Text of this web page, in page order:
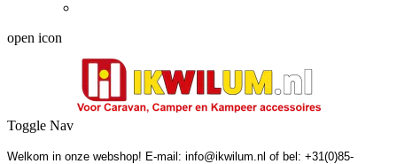
open icon
Toggle Nav
Welkom in onze webshop! E-mail: info@ikwilum.nl of bel: +31(0)85-